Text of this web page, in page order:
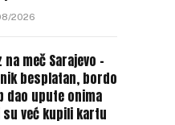
2026
na meč Sarajevo –
besplatan, bordo
dao upute onima
su već kupili kartu